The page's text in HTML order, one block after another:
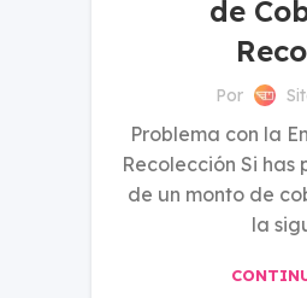
de
Por
Problema con la
Recolección Si
de un monto de
la